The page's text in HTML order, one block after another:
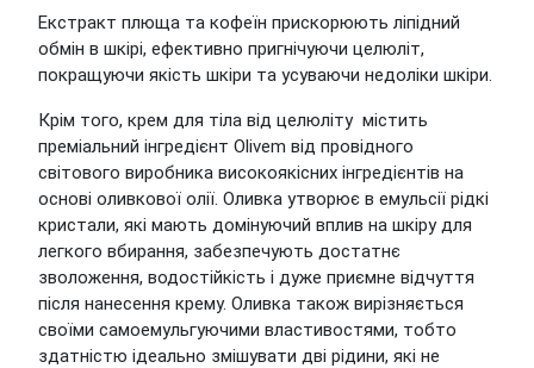
Екстракт плюща та кофеїн прискорюють ліпідний
обмін в шкірі, ефективно пригнічуючи целюліт,
покращуючи якість шкіри та усуваючи недоліки шкіри.
Крім того, крем для тіла від целюліту містить
преміальний інгредієнт Olivem від провідного
світового виробника високоякісних інгредієнтів на
основі оливкової олії. Оливка утворює в емульсії рідкі
кристали, які мають домінуючий вплив на шкіру для
легкого вбирання, забезпечують достатнє
зволоження, водостійкість і дуже приємне відчуття
після нанесення крему. Оливка також вирізняється
своїми самоемульгуючими властивостями, тобто
здатністю ідеально змішувати дві рідини, які не